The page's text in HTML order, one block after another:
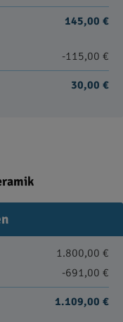
145,00 €
-115,00 €
30,00 €
1.800,00 €
-691,00 €
1.109,00 €